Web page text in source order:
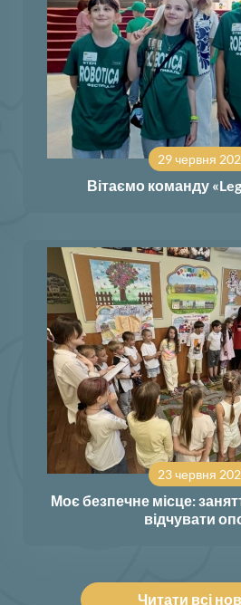
29 червня
Вітаємо команду
23 червня
Моє безпечне місце:
відчувати
Читати всі